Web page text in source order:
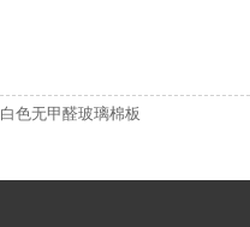
白色无甲醛玻璃棉板